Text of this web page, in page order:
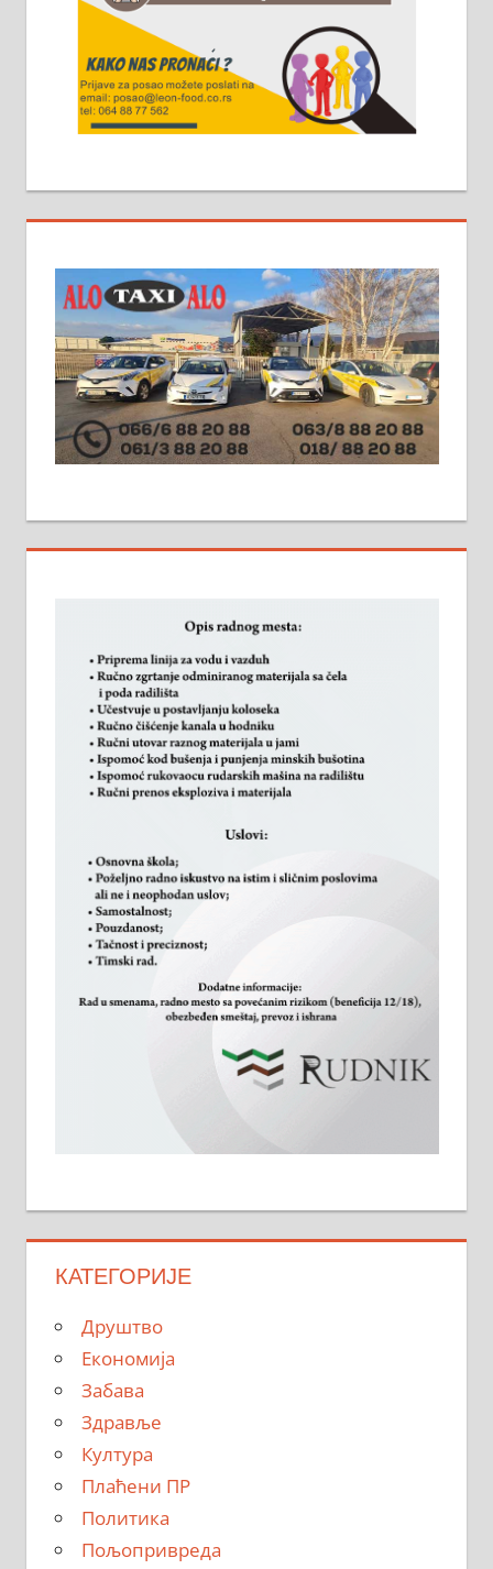
КАТЕГОРИЈЕ
Друштво
Економија
Забава
Здравље
Култура
Плаћени ПР
Политика
Пољопривреда